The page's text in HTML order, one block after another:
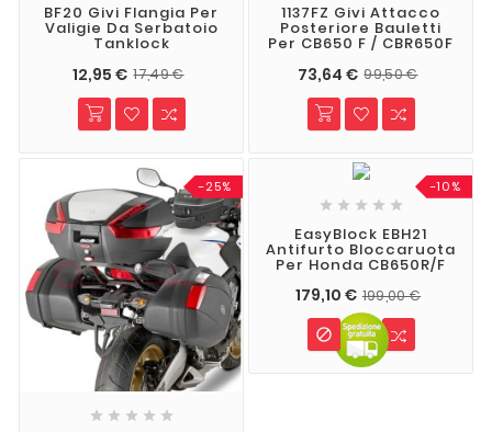
BF20 Givi Flangia Per
Valigie Da Serbatoio
Tanklock
12,95 € 17,49 €
1137FZ Givi Attacco
Posteriore Bauletti
Per CB650 F / CBR650F
73,64 € 99,50 €
-25%
    
-10%
    
EasyBlock EBH21
Antifurto Bloccaruota
Per Honda CB650R/F
179,10 € 199,00 €
